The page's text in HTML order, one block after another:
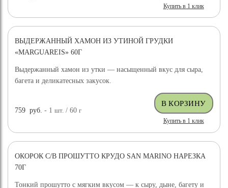
Купить в 1 клик
ВЫДЕРЖАННЫЙ ХАМОН ИЗ УТИНОЙ ГРУДКИ
«MARGUAREIS» 60Г
Выдержанный хамон из утки — насыщенный вкус для сыра,
багета и деликатесных закусок.
759 руб. - 1шт. / 60г
Купить в 1 клик
ОКОРОК С/В ПРОШУТТО КРУДО SAN MARINO НАРЕЗКА
70Г
Тонкий прошутто с мягким вкусом — к сыру, дыне, багету и